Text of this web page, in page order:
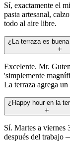
Sí, exactamente el
pasta artesanal,
todo al aire libre.
¿La terraza es
Excelente. Mr.
'simplemente
La terraza agrega
¿Happy hour en la
Sí. Martes a viernes
después del trabajo